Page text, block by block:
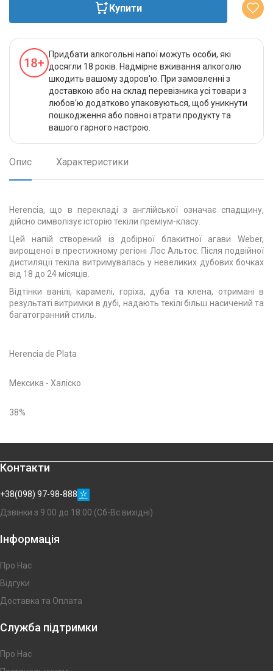
Купити
Придбати алкогольні напої можуть особи, які
досягли 18 років. Надмірне вживання алкоголю
шкодить вашому здоров'ю. При замовленні з
доставкою або на склад перевізника усі товари з
любов'ю додатково упаковуються, щоб уникнути
пошкодження або повної втрати продукту та
вашого гарного настрою.
Опис Характеристики
Herencia, що в перекладі з англійської означає спадщину,
дійсно символізує історію текіли преміум-класу.
Цей напій створений із добірної блакитної агави Weber,
вирощеної в престижному регіоні Лос Альтос. Після подвійної
дистиляції текіла витримувалась у невеликих дубових бочках
від 18 до 24 місяців.
Відтінки ванілі, карамелі, горіха, дуба та клена, отримані в
результаті витримки в дубі, надають текілі більш насичений та
багатогранний стиль.
Herencia de Plata
Мексика - Халіско
38%
Контакти
+38(098) 97-98-888
Дзвінки з 9:00 до 18:00 (Сб-Вс вихідні)
Інформація
Про Нас
Відгуки
Доставка та Оплата
Служба підтримки
Про Нас